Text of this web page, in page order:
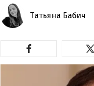
Татьяна Бабич